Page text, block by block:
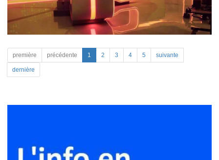
première précédente 1 2 3 4 5 suivante
dernière